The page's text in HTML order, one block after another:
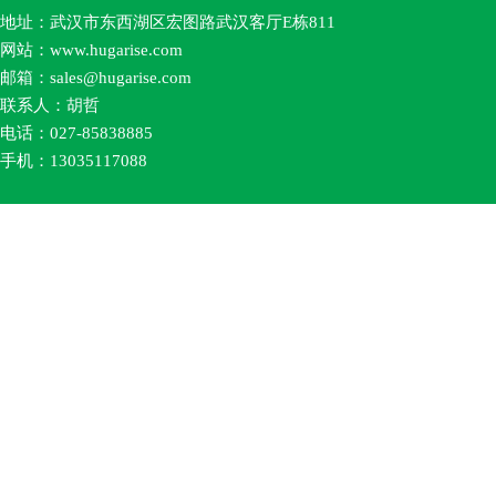
地址：武汉市东西湖区宏图路武汉客厅E栋811
网站： www.hugarise.com
邮箱： sales@hugarise.com
联系人：胡哲
电话：027-85838885
手机：13035117088